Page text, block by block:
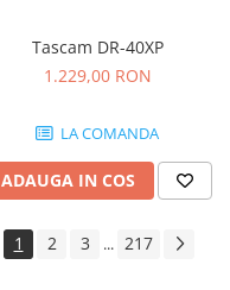
Tascam DR-40XP
1.229,00 RON
LA COMANDA
ADAUGA IN COS
1 2 3 ... 217